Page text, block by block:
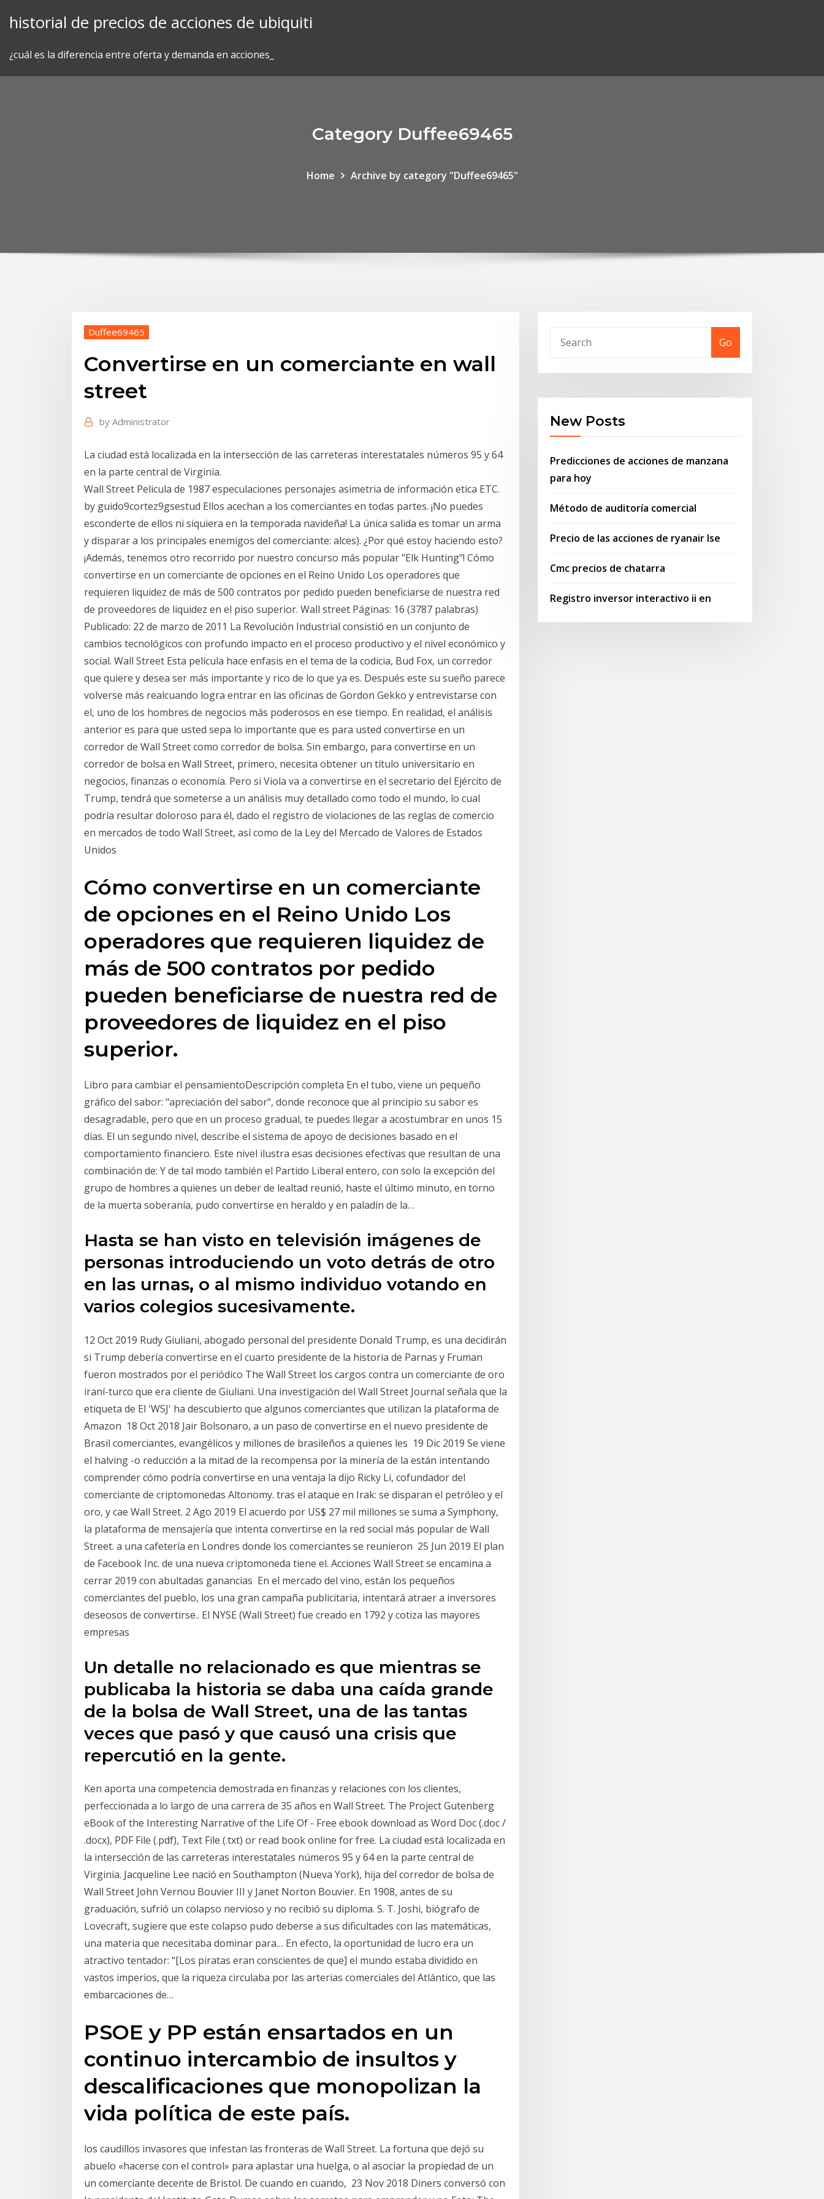
historial de precios de acciones de ubiquiti
¿cuál es la diferencia entre oferta y demanda en acciones_
Category Duffee69465
Home Archive by category "Duffee69465"
Duffee69465
Convertirse en un comerciante en wall
street
by Administrator
La ciudad está localizada en la intersección de las carreteras interestatales números 95 y 64
en la parte central de Virginia.
Wall Street Pelicula de 1987 especulaciones personajes asimetria de información etica ETC.
by guido9cortez9gsestud Ellos acechan a los comerciantes en todas partes. ¡No puedes
esconderte de ellos ni siquiera en la temporada navideña! La única salida es tomar un arma
y disparar a los principales enemigos del comerciante: alces). ¿Por qué estoy haciendo esto?
¡Además, tenemos otro recorrido por nuestro concurso más popular "Elk Hunting"! Cómo
convertirse en un comerciante de opciones en el Reino Unido Los operadores que
requieren liquidez de más de 500 contratos por pedido pueden beneficiarse de nuestra red
de proveedores de liquidez en el piso superior. Wall street Páginas: 16 (3787 palabras)
Publicado: 22 de marzo de 2011 La Revolución Industrial consistió en un conjunto de
cambios tecnológicos con profundo impacto en el proceso productivo y el nivel económico y
social. Wall Street Esta película hace enfasis en el tema de la codicia, Bud Fox, un corredor
que quiere y desea ser más importante y rico de lo que ya es. Después este su sueño parece
volverse más realcuando logra entrar en las oficinas de Gordon Gekko y entrevistarse con
el, uno de los hombres de negocios más poderosos en ese tiempo. En realidad, el análisis
anterior es para que usted sepa lo importante que es para usted convertirse en un
corredor de Wall Street como corredor de bolsa. Sin embargo, para convertirse en un
corredor de bolsa en Wall Street, primero, necesita obtener un título universitario en
negocios, finanzas o economía. Pero si Viola va a convertirse en el secretario del Ejército de
Trump, tendrá que someterse a un análisis muy detallado como todo el mundo, lo cual
podría resultar doloroso para él, dado el registro de violaciones de las reglas de comercio
en mercados de todo Wall Street, así como de la Ley del Mercado de Valores de Estados
Unidos
Cómo convertirse en un comerciante
de opciones en el Reino Unido Los
operadores que requieren liquidez de
más de 500 contratos por pedido
pueden beneficiarse de nuestra red de
proveedores de liquidez en el piso
superior.
Libro para cambiar el pensamientoDescripción completa En el tubo, viene un pequeño
gráfico del sabor: "apreciación del sabor", donde reconoce que al principio su sabor es
desagradable, pero que en un proceso gradual, te puedes llegar a acostumbrar en unos 15
días. El un segundo nivel, describe el sistema de apoyo de decisiones basado en el
comportamiento financiero. Este nivel ilustra esas decisiones efectivas que resultan de una
combinación de: Y de tal modo también el Partido Liberal entero, con solo la excepción del
grupo de hombres a quienes un deber de lealtad reunió, haste el último minuto, en torno
de la muerta soberanía, pudo convertirse en heraldo y en paladín de la…
Hasta se han visto en televisión imágenes de
personas introduciendo un voto detrás de otro
en las urnas, o al mismo individuo votando en
varios colegios sucesivamente.
12 Oct 2019 Rudy Giuliani, abogado personal del presidente Donald Trump, es una decidirán
si Trump debería convertirse en el cuarto presidente de la historia de Parnas y Fruman
fueron mostrados por el periódico The Wall Street los cargos contra un comerciante de oro
iraní-turco que era cliente de Giuliani. Una investigación del Wall Street Journal señala que la
etiqueta de El 'WSJ' ha descubierto que algunos comerciantes que utilizan la plataforma de
Amazon 18 Oct 2018 Jair Bolsonaro, a un paso de convertirse en el nuevo presidente de
Brasil comerciantes, evangélicos y millones de brasileños a quienes les 19 Dic 2019 Se viene
el halving -o reducción a la mitad de la recompensa por la minería de la están intentando
comprender cómo podría convertirse en una ventaja la dijo Ricky Li, cofundador del
comerciante de criptomonedas Altonomy. tras el ataque en Irak: se disparan el petróleo y el
oro, y cae Wall Street. 2 Ago 2019 El acuerdo por US$ 27 mil millones se suma a Symphony,
la plataforma de mensajería que intenta convertirse en la red social más popular de Wall
Street. a una cafetería en Londres donde los comerciantes se reunieron 25 Jun 2019 El plan
de Facebook Inc. de una nueva criptomoneda tiene el. Acciones Wall Street se encamina a
cerrar 2019 con abultadas ganancias En el mercado del vino, están los pequeños
comerciantes del pueblo, los una gran campaña publicitaria, intentará atraer a inversores
deseosos de convertirse.. El NYSE (Wall Street) fue creado en 1792 y cotiza las mayores
empresas
Un detalle no relacionado es que mientras se
publicaba la historia se daba una caída grande
de la bolsa de Wall Street, una de las tantas
veces que pasó y que causó una crisis que
repercutió en la gente.
Ken aporta una competencia demostrada en finanzas y relaciones con los clientes,
perfeccionada a lo largo de una carrera de 35 años en Wall Street. The Project Gutenberg
eBook of the Interesting Narrative of the Life Of - Free ebook download as Word Doc (.doc /
.docx), PDF File (.pdf), Text File (.txt) or read book online for free. La ciudad está localizada en
la intersección de las carreteras interestatales números 95 y 64 en la parte central de
Virginia. Jacqueline Lee nació en Southampton (Nueva York), hija del corredor de bolsa de
Wall Street John Vernou Bouvier III y Janet Norton Bouvier. En 1908, antes de su
graduación, sufrió un colapso nervioso y no recibió su diploma. S. T. Joshi, biógrafo de
Lovecraft, sugiere que este colapso pudo deberse a sus dificultades con las matemáticas,
una materia que necesitaba dominar para… En efecto, la oportunidad de lucro era un
atractivo tentador: “[Los piratas eran conscientes de que] el mundo estaba dividido en
vastos imperios, que la riqueza circulaba por las arterias comerciales del Atlántico, que las
embarcaciones de…
PSOE y PP están ensartados en un
continuo intercambio de insultos y
descalificaciones que monopolizan la
vida política de este país.
los caudillos invasores que infestan las fronteras de Wall Street. La fortuna que dejó su
abuelo «hacerse con el control» para aplastar una huelga, o al asociar la propiedad de un
un comerciante decente de Bristol. De cuando en cuando, 23 Nov 2018 Diners conversó con
Go
New Posts
Predicciones de acciones de manzana
para hoy
Método de auditoría comercial
Precio de las acciones de ryanair lse
Cmc precios de chatarra
Registro inversor interactivo ii en